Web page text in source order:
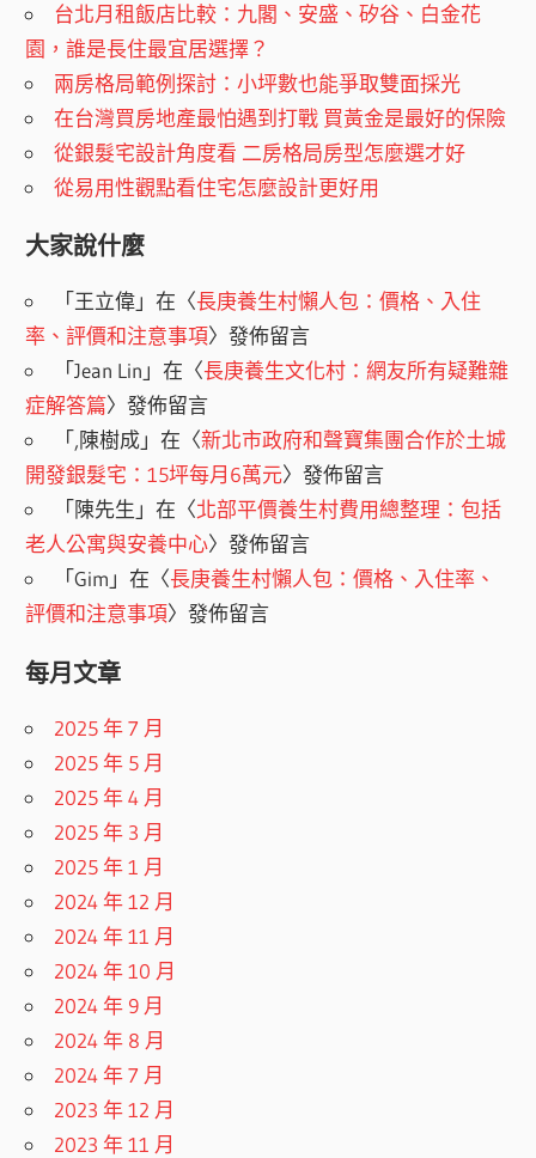
台北月租飯店比較：九閣、安盛、矽谷、白金花
園，誰是長住最宜居選擇？
兩房格局範例探討：小坪數也能爭取雙面採光
在台灣買房地產最怕遇到打戰 買黃金是最好的保險
從銀髮宅設計角度看 二房格局房型怎麼選才好
從易用性觀點看住宅怎麼設計更好用
大家說什麼
「王立偉」在〈長庚養生村懶人包：價格、入住
率、評價和注意事項〉發佈留言
「Jean Lin 」在〈長庚養生文化村：網友所有疑難雜
症解答篇〉發佈留言
「,陳樹成」在〈新北市政府和聲寶集團合作於土城
開發銀髮宅：15坪每月6萬元〉發佈留言
「陳先生 」在〈北部平價養生村費用總整理：包括
老人公寓與安養中心〉發佈留言
「Gim 」在〈長庚養生村懶人包：價格、入住率、
評價和注意事項〉發佈留言
每月文章
2025 年 7 月
2025 年 5 月
2025 年 4 月
2025 年 3 月
2025 年 1 月
2024 年 12 月
2024 年 11 月
2024 年 10 月
2024 年 9 月
2024 年 8 月
2024 年 7 月
2023 年 12 月
2023 年 11 月